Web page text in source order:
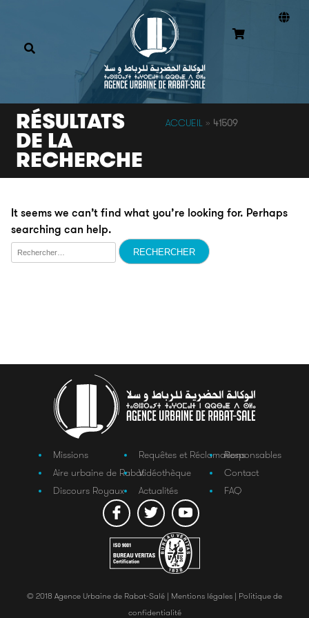
RÉSULTATS
DE LA
RECHERCHE
ACCUEIL » 41509
It seems we can’t find what you’re looking for. Perhaps
searching can help.
Rechercher :
Missions
Aire urbaine de Rabat
Discours Royaux
Requêtes et Réclamations
Vidéothèque
Actualités
Responsables
Contact
FAQ
© 2018 Agence Urbaine de Rabat-Salé | Mentions légales | Politique de
confidentialité